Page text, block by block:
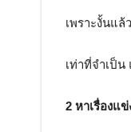
เพราะงั้นแ
เท่าที่จำเป็
2 หาเรื่องแ